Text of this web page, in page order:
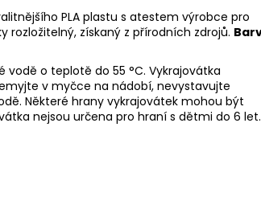
PLA plastu s atestem výrobce pro
získaný z přírodních zdrojů.
vodě o teplotě do 55 °C. Vykrajovátka
v myčce na nádobí, nevystavujte
Některé hrany vykrajovátek mohou být
nejsou určena pro hraní s dětmi do 6 let.